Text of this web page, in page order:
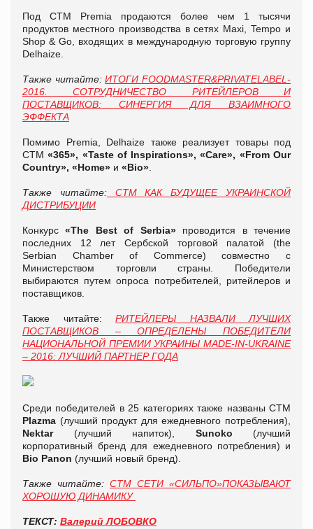
Под СТМ Premia продаются более чем 1 тысячи
продуктов местного производства в сетях Maxi, Tempo и
Shop & Go, входящих в международную торговую группу
Delhaize.
Также читайте:ИТОГИ FOODMASTER&PRIVATELABEL-
2016. СОТРУДНИЧЕСТВО РИТЕЙЛЕРОВ И
ПОСТАВЩИКОВ: СИНЕРГИЯ ДЛЯ ВЗАИМНОГО
ЭФФЕКТА
Помимо Premia, Delhaize также реализует товары под
СТМ«365», «Taste of Inspirations», «Care», «From Our
Country», «Home» и «Bio»
Также читайте:СТМ КАК БУДУЩЕЕ УКРАИНСКОЙ
ДИСТРИБУЦИИ
Конкурс«The Best of Serbia»проводится в течение
последних 12 лет Сербской торговой палатой (the
Serbian Chamber of Commerce) совместно с
Министерством торговли страны. Победители
выбираются путем опроса потребителей, ритейлеров и
поставщиков.
Также читайте: РИТЕЙЛЕРЫ НАЗВАЛИ ЛУЧШИХ
ПОСТАВЩИКОВ – ОПРЕДЕЛЕНЫ ПОБЕДИТЕЛИ
НАЦИОНАЛЬНОЙ ПРЕМИИ УКРАИНЫ MADE-IN-UKRAINE
– 2016: ЛУЧШИЙ ПАРТНЕР ГОДА
Среди победителей в 25 категориях также названы СТМ
Plazma (лучший продукт для ежедневного потребления),
Nektar(лучший напиток), Sunoko (лучший
корпоративный бренд для ежедневного потребления) и
Bio Panon (лучший новый бренд).
Также читайте: СТМ СЕТИ «СИЛЬПО»ПОКАЗЫВАЮТ
ХОРОШУЮ ДИНАМИКУ
ТЕКСТ: Валерий ЛОБОВКО